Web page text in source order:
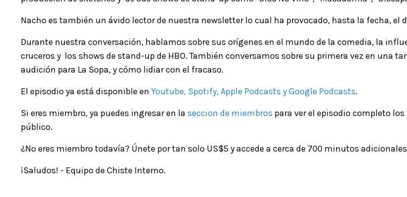
Nacho es también un ávido lector de nuestra newsletter lo cual ha provocado, hasta la fecha, el
Durante nuestra conversación, hablamos sobre sus orígenes en el mundo de la comedia, la
cruceros y los shows de stand-up de HBO. También conversamos sobre su primera vez en una
audición para La Sopa, y cómo lidiar con el fracaso.
El episodio ya está disponible en Youtube, Spotify,Apple Podcasts yGoogle Podcasts.
Si eres miembro, ya puedes ingresar en la seccion de miembros para ver el episodio completo
público.
¿No eres miembro todavía? Únete por tan solo US$5 y accede a cerca de 700 minutos
¡Saludos! - Equipo de Chiste Interno.